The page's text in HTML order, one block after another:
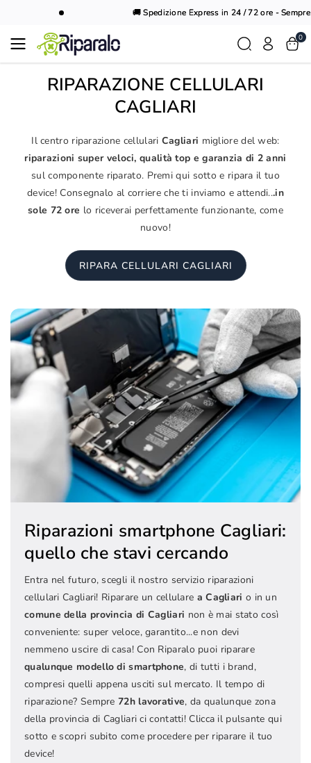
🚚 Spedizione Express in 24 / 72 ore - Sempre
0
RIPARAZIONE CELLULARI
CAGLIARI
Il centro riparazione cellulari Cagliari migliore del web:
riparazioni super veloci, qualità top e garanzia di 2 anni
sul componente riparato. Premi qui sotto e ripara il tuo
device! Consegnalo al corriere che ti inviamo e attendi...in
sole 72 ore lo riceverai perfettamente funzionante, come
nuovo!
RIPARA CELLULARI CAGLIARI
Riparazioni smartphone Cagliari:
quello che stavi cercando
Entra nel futuro, scegli il nostro servizio riparazioni
cellulari Cagliari! Riparare un cellulare a Cagliari o in un
comune della provincia di Cagliari non è mai stato così
conveniente: super veloce, garantito...e non devi
nemmeno uscire di casa! Con Riparalo puoi riparare
qualunque modello di smartphone, di tutti i brand,
compresi quelli appena usciti sul mercato. Il tempo di
riparazione? Sempre 72h lavorative, da qualunque zona
della provincia di Cagliari ci contatti! Clicca il pulsante qui
sotto e scopri subito come procedere per riparare il tuo
device!